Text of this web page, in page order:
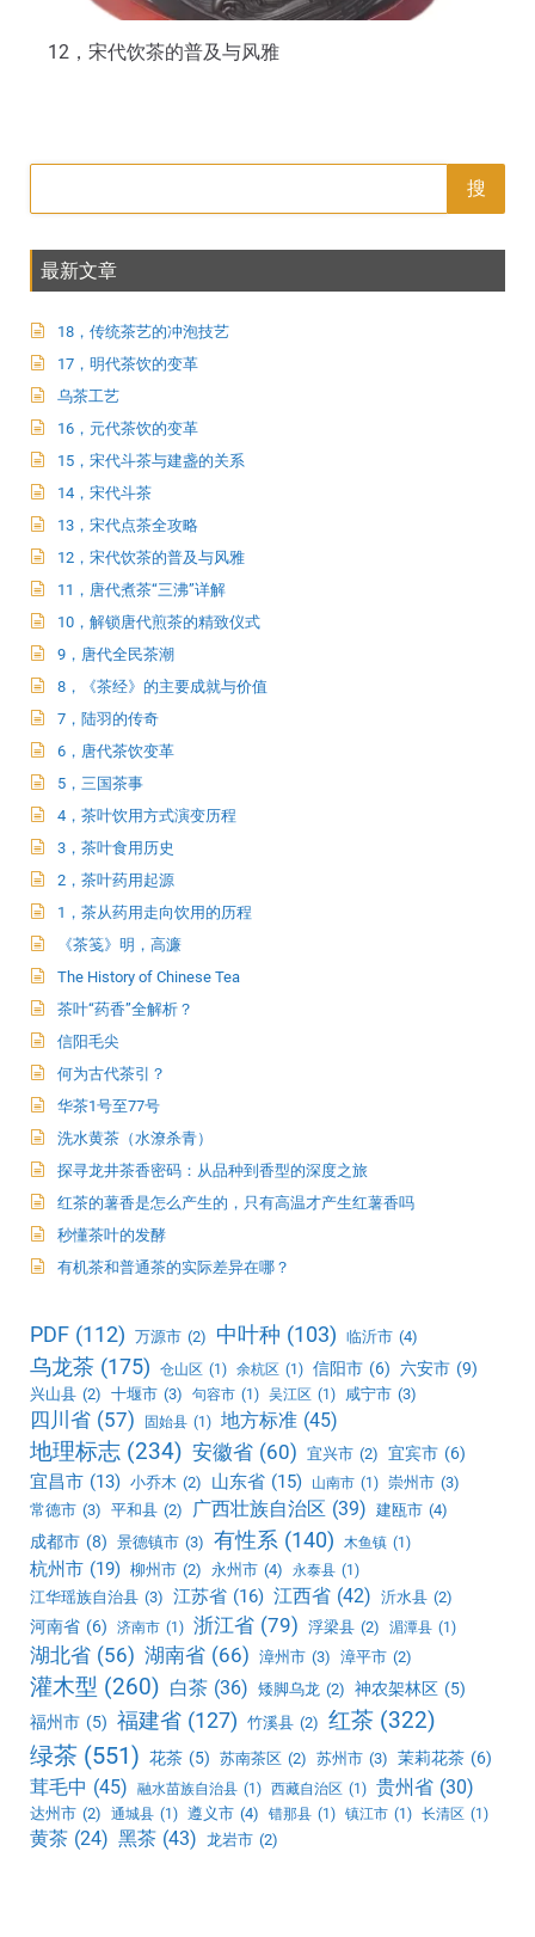
12，宋代饮茶的普及与风雅
搜
最新文章
18，传统茶艺的冲泡技艺
17，明代茶饮的变革
乌茶工艺
16，元代茶饮的变革
15，宋代斗茶与建盏的关系
14，宋代斗茶
13，宋代点茶全攻略
12，宋代饮茶的普及与风雅
11，唐代煮茶“三沸”详解
10，解锁唐代煎茶的精致仪式
9，唐代全民茶潮
8，《茶经》的主要成就与价值
7，陆羽的传奇
6，唐代茶饮变革
5，三国茶事
4，茶叶饮用方式演变历程
3，茶叶食用历史
2，茶叶药用起源
1，茶从药用走向饮用的历程
《茶笺》明，高濂
The History of Chinese Tea
茶叶“药香”全解析？
信阳毛尖
何为古代茶引？
华茶1号至77号
洗水黄茶（水潦杀青）
探寻龙井茶香密码：从品种到香型的深度之旅
红茶的薯香是怎么产生的，只有高温才产生红薯香吗
秒懂茶叶的发酵
有机茶和普通茶的实际差异在哪？
PDF (112) 万源市 (2) 中叶种 (103) 临沂市 (4)
乌龙茶 (175) 仓山区 (1) 余杭区 (1) 信阳市 (6) 六安市 (9)
兴山县 (2) 十堰市 (3) 句容市 (1) 吴江区 (1) 咸宁市 (3)
四川省 (57) 固始县 (1) 地方标准 (45)
地理标志 (234) 安徽省 (60) 宜兴市 (2) 宜宾市 (6)
宜昌市 (13) 小乔木 (2) 山东省 (15) 山南市 (1) 崇州市 (3)
常德市 (3) 平和县 (2) 广西壮族自治区 (39) 建瓯市 (4)
成都市 (8) 景德镇市 (3) 有性系 (140) 木鱼镇 (1)
杭州市 (19) 柳州市 (2) 永州市 (4) 永泰县 (1)
江华瑶族自治县 (3) 江苏省 (16) 江西省 (42) 沂水县 (2)
河南省 (6) 济南市 (1) 浙江省 (79) 浮梁县 (2) 湄潭县 (1)
湖北省 (56) 湖南省 (66) 漳州市 (3) 漳平市 (2)
灌木型 (260) 白茶 (36) 矮脚乌龙 (2) 神农架林区 (5)
福州市 (5) 福建省 (127) 竹溪县 (2) 红茶 (322)
绿茶 (551) 花茶 (5) 苏南茶区 (2) 苏州市 (3) 茉莉花茶 (6)
茸毛中 (45) 融水苗族自治县 (1) 西藏自治区 (1) 贵州省 (30)
达州市 (2) 通城县 (1) 遵义市 (4) 错那县 (1) 镇江市 (1) 长清区 (1)
黄茶 (24) 黑茶 (43) 龙岩市 (2)